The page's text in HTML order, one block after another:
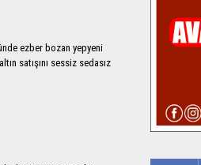
ezber bozan yepyeni
satışını sessiz sedasız